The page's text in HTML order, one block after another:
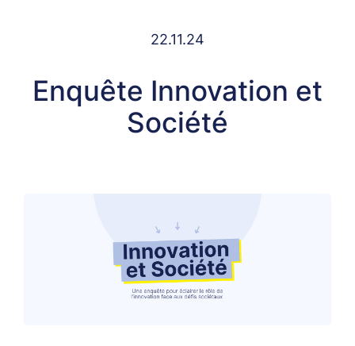
22.11.24
Enquête Innovation et
Société